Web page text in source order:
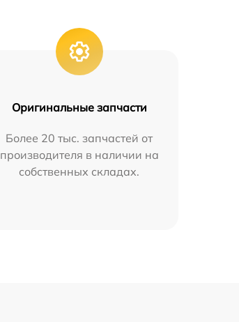
Оригинальные запчасти
Более 20 тыс. запчастей от
производителя в наличии на
собственных складах.